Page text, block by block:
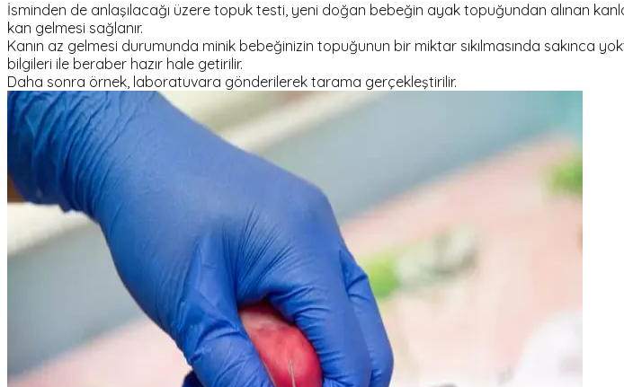
İsminden de anlaşılacağı üzere topuk testi, yeni doğan bebeğin ayak topuğundan alınan
kan gelmesi sağlanır.
Kanın az gelmesi durumunda minik bebeğinizin topuğunun bir miktar sıkılmasında sakınca
bilgileri ile beraber hazır hale getirilir.
Daha sonra örnek, laboratuvara gönderilerek tarama gerçekleştirilir.